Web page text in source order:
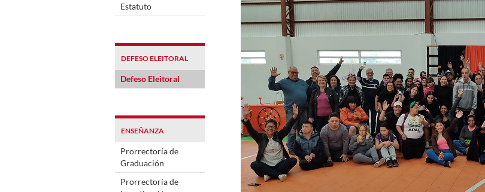
Estatuto
DEFESO ELEITORAL
Defeso Eleitoral
ENSEÑANZA
Prorrectoría de
Graduación
Prorrectoría de